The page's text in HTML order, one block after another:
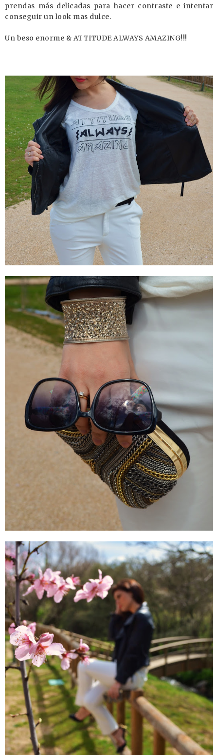
prendas más delicadas para hacer contraste e intentar
conseguir un look mas dulce.
Un beso enorme & ATTITUDE ALWAYS AMAZING!!!